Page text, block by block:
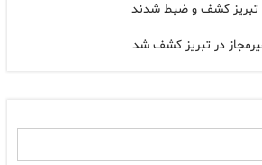
تبریز کشف و ضبط شدند
در تبریز کشف شد